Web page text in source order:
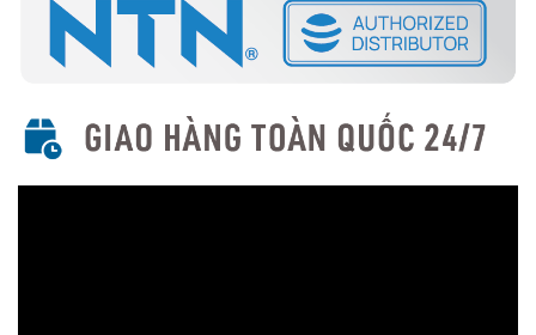
Vòng bi Tiếp Xúc Góc Hai Dãy (Double Row Angular
Contact Ball Bearings)
Có cấu trúc tương tự như hai vòng bi một dãy lắp đối xứng.
Mã sản phẩm phổ biến: 3200, 3300 series.
Vòng bi Tiếp Xúc Góc Chính Xác Cao (High Precision